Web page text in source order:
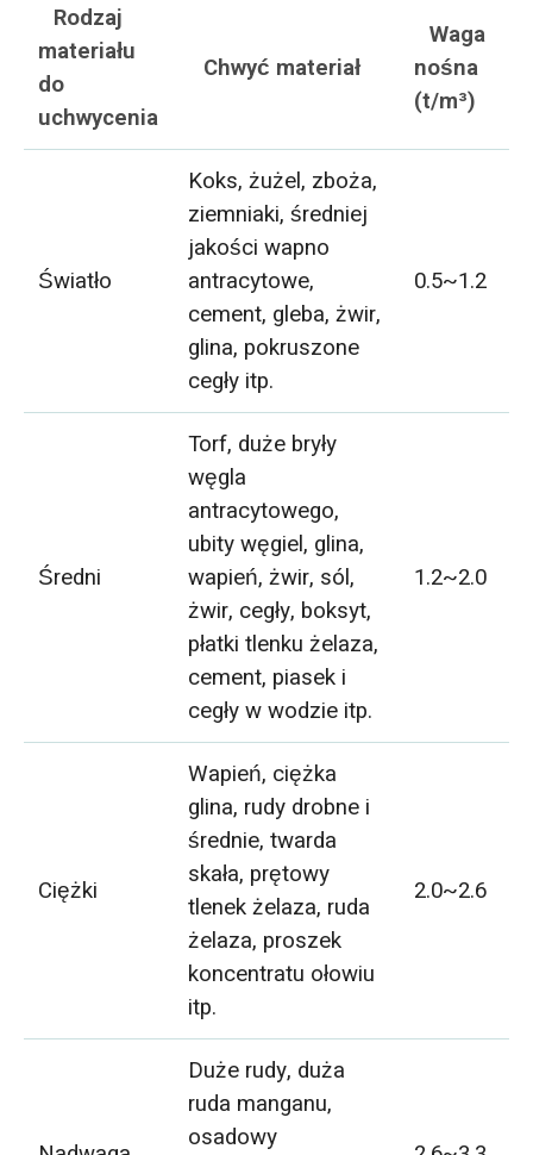
Rodzaj
materiału
do
uchwycenia
Chwyć materiał
Waga
nośna
(t/m³)
Światło
Koks, żużel, zboża,
ziemniaki, średniej
jakości wapno
antracytowe,
cement, gleba, żwir,
glina, pokruszone
cegły itp.
0.5~1.2
Średni
Torf, duże bryły
węgla
antracytowego,
ubity węgiel, glina,
wapień, żwir, sól,
żwir, cegły, boksyt,
płatki tlenku żelaza,
cement, piasek i
cegły w wodzie itp.
1.2~2.0
Ciężki
Wapień, ciężka
glina, rudy drobne i
średnie, twarda
skała, prętowy
tlenek żelaza, ruda
żelaza, proszek
koncentratu ołowiu
itp.
2.0~2.6
Duże rudy, duża
ruda manganu,
osadowy